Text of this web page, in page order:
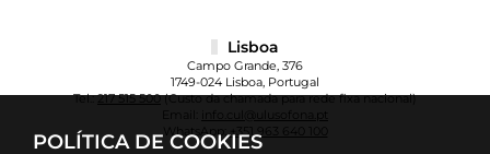
POLÍTICA DE COOKIES
Lisboa
Campo Grande, 376
1749-024 Lisboa, Portugal
Tel.:217 515 500(Custo da chamada para rede fixa nacional)
info.cul@ulusofona.pt
WhatsApp:+351 963 640 100